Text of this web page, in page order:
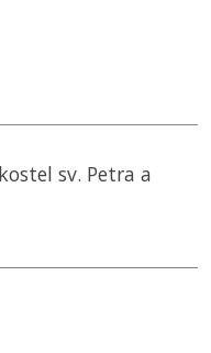
sv. Petra a